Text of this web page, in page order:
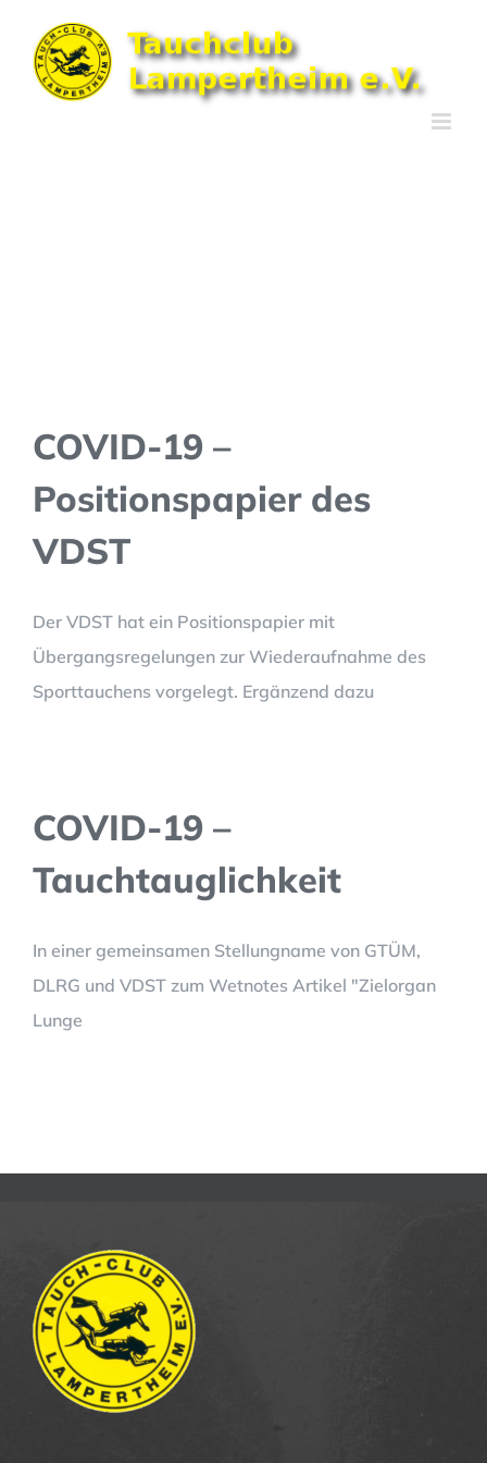
Inhalt
springen
COVID-19 –
Positionspapier des
VDST
Der VDST hat ein Positionspapier mit
Übergangsregelungen zur Wiederaufnahme des
Sporttauchens vorgelegt. Ergänzend dazu
COVID-19 –
Tauchtauglichkeit
In einer gemeinsamen Stellungname von GTÜM,
DLRG und VDST zum Wetnotes Artikel "Zielorgan
Lunge